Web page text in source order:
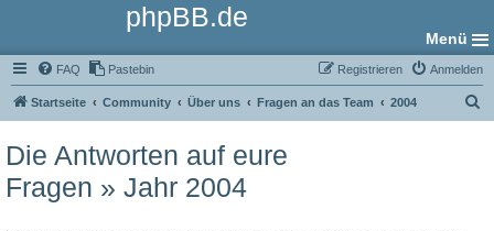
phpBB.de
Menü
FAQ Pastebin Anmelden
Registrieren
Startseite Community Über uns Fragen an das Team 2004
Die Antworten auf eure
Fragen » Jahr 2004